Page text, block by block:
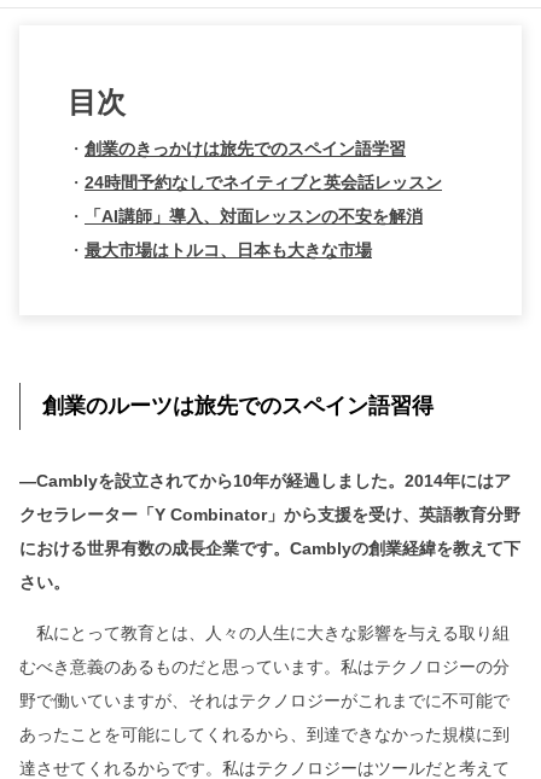
目次
・ 創業のきっかけは旅先でのスペイン語学習
・ 24時間予約なしでネイティブと英会話レッスン
・
「AI講師」導入、対面レッスンの不安を解消
・ 最大市場はトルコ、日本も大きな市場
創業のルーツは旅先でのスペイン語習得
―Camblyを設立されてから10年が経過しました。2014年にはア
クセラレーター「Y Combinator」から支援を受け、英語教育分野
における世界有数の成長企業です。Camblyの創業経緯を教えて下
さい。
私にとって教育とは、人々の人生に大きな影響を与える取り組
むべき意義のあるものだと思っています。私はテクノロジーの分
野で働いていますが、それはテクノロジーがこれまでに不可能で
あったことを可能にしてくれるから、到達できなかった規模に到
達させてくれるからです。私はテクノロジーはツールだと考えて